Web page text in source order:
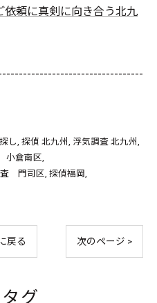
頼に真剣に向き合う北九
し 探偵 北九州
浮気調査 北九州
倉南区
査 門司区 探偵福岡
戻る 次のページ >
グ